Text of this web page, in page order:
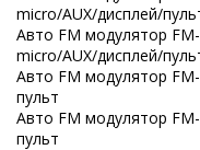
micro/AUX/дисплей/
Авто FM модулятор
micro/AUX/дисплей/
Авто FM модулятор
пульт
Авто FM модулятор
пульт